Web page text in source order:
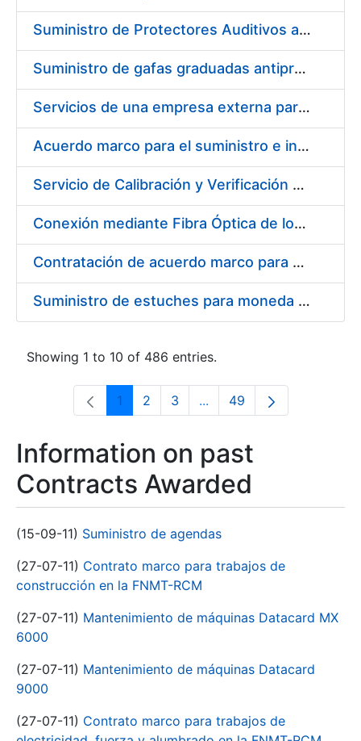
Suministro de Protectores Auditivos a medida para las personas trabajadoras de los Centros de Trabajo de Madrid y Burgos
Suministro de gafas graduadas antiproyecciones para los trabajadores de la FNMT-RCM en los centros de trabajo de Madrid y Burgos
Servicios de una empresa externa para el asesoramiento y resolución de los recursos de alzada que se presentan relacionados con procesos de selección para la FNMT-RCM
Acuerdo marco para el suministro e instalación de persianas, estores y otros complementos
Servicio de Calibración y Verificación Externa de los Equipos de Medición del Servicio de Prevención de la FNMT-RCM
Conexión mediante Fibra Óptica de los Centros de Proceso de Datos (CPDs) de las sedes de la FNMT-RCM de Burgos y Madrid
Contratación de acuerdo marco para el Suministro de Material de Electricidad para la Fábrica Nacional de Moneda y Timbre-Real Casa de la Moneda en su centro de trabajo de Burgos
Suministro de estuches para moneda de 30 €
Showing 1 to 10 of 486 entries.
Page
1 Page
2 Page
3 ...Intermediate Pages Use
Page
49
Information on past
Contracts Awarded
(15-09-11) Suministro de agendas
(27-07-11) Contrato marco para trabajos de
construcción en la FNMT-RCM
(27-07-11) Mantenimiento de máquinas Datacard MX
6000
(27-07-11) Mantenimiento de máquinas Datacard
9000
(27-07-11) Contrato marco para trabajos de